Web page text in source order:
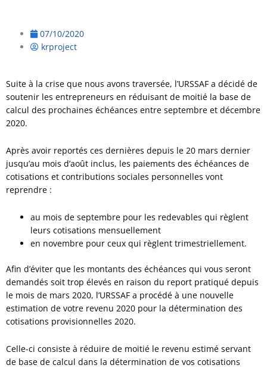
07/10/2020
krproject
Suite à la crise que nous avons traversée, l’URSSAF a décidé de
soutenir les entrepreneurs en réduisant de moitié la base de
calcul des prochaines échéances entre septembre et décembre
2020.
Après avoir reportés ces dernières depuis le 20 mars dernier
jusqu’au mois d’août inclus, les paiements des échéances de
cotisations et contributions sociales personnelles vont
reprendre :
au mois de septembre pour les redevables qui règlent
leurs cotisations mensuellement
en novembre pour ceux qui règlent trimestriellement.
Afin d’éviter que les montants des échéances qui vous seront
demandés soit trop élevés en raison du report pratiqué depuis
le mois de mars 2020, l’URSSAF a procédé à une nouvelle
estimation de votre revenu 2020 pour la détermination des
cotisations provisionnelles 2020.
Celle-ci consiste à réduire de moitié le revenu estimé servant
de base de calcul dans la détermination de vos cotisations